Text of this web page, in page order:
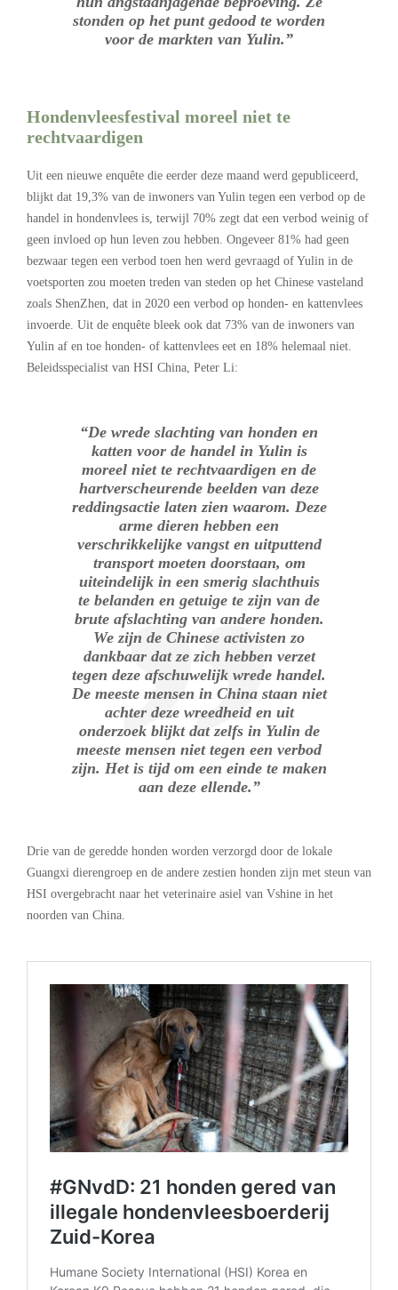
stonden op het punt gedood te worden
voor de markten van Yulin.”
Hondenvleesfestival moreel niet te
rechtvaardigen
Uit een nieuwe enquête die eerder deze maand werd gepubliceerd,
blijkt dat 19,3% van de inwoners van Yulin tegen een verbod op de
handel in hondenvlees is, terwijl 70% zegt dat een verbod weinig of
geen invloed op hun leven zou hebben. Ongeveer 81% had geen
bezwaar tegen een verbod toen hen werd gevraagd of Yulin in de
voetsporten zou moeten treden van steden op het Chinese vasteland
zoals ShenZhen, dat in 2020 een verbod op honden- en kattenvlees
invoerde. Uit de enquête bleek ook dat 73% van de inwoners van
Yulin af en toe honden- of kattenvlees eet en 18% helemaal niet.
Beleidsspecialist van HSI China, Peter Li:
“De wrede slachting van honden en
katten voor de handel in Yulin is
moreel niet te rechtvaardigen en de
hartverscheurende beelden van deze
reddingsactie laten zien waarom. Deze
arme dieren hebben een
verschrikkelijke vangst en uitputtend
transport moeten doorstaan, om
uiteindelijk in een smerig slachthuis
te belanden en getuige te zijn van de
brute afslachting van andere honden.
We zijn de Chinese activisten zo
dankbaar dat ze zich hebben verzet
tegen deze afschuwelijk wrede handel.
De meeste mensen in China staan niet
achter deze wreedheid en uit
onderzoek blijkt dat zelfs in Yulin de
meeste mensen niet tegen een verbod
zijn. Het is tijd om een einde te maken
aan deze ellende.”
Drie van de geredde honden worden verzorgd door de lokale
Guangxi dierengroep en de andere zestien honden zijn met steun van
HSI overgebracht naar het veterinaire asiel van Vshine in het
noorden van China.